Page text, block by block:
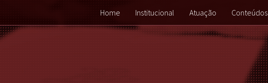
Home Institucional Atuação Conteúdos